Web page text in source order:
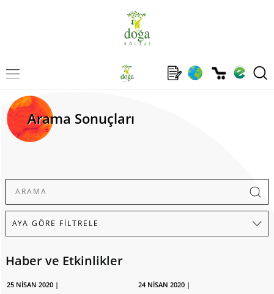
Arama Sonuçları
Haber ve Etkinlikler
25 NİSAN 2020 |
24 NİSAN 2020 |